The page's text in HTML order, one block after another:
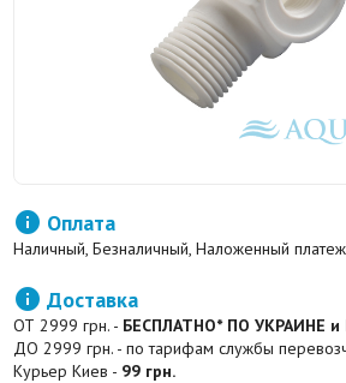
 Оплата
Наличный, Безналичный, Наложенный
 Доставка
ОТ 2999 грн. - БЕСПЛАТНО* ПО УКРАИНЕ и
ДО 2999 грн. - по тарифам службы
Курьер Киев - 99 грн.